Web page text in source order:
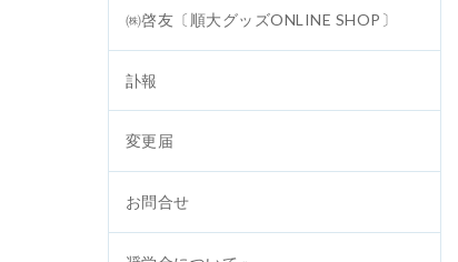
㈱啓友〔順大グッズONLINE SHOP〕
訃報
変更届
お問合せ